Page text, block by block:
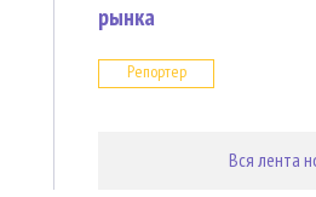
рынка
Репортер
Вся лента